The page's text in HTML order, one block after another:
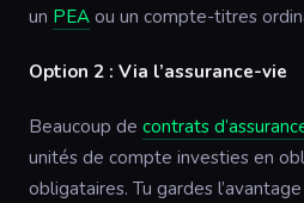
un PEA ou un compte-titres
Option 2 : Via l’assurance-vie
Beaucoup de contrats
unités de compte investies en
obligataires. Tu gardes